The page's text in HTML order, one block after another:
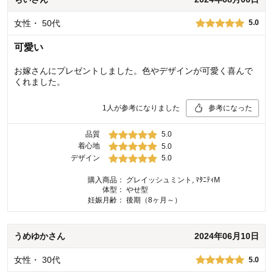
女性 ・ 50代 5.0
可愛い
お嫁さんにプレゼントしました。色やデザインが可愛く喜んで
くれました。
1 人が参考になりました 参考になった
品質
5.0
着心地
5.0
デザイン
5.0
購入商品：
グレイッシュミント, ﾏﾀﾆﾃｨM
体型： やせ型
妊娠月齢： 後期（8ヶ月～）
うめゆかさん 2024年06月10日
女性 ・ 30代 5.0